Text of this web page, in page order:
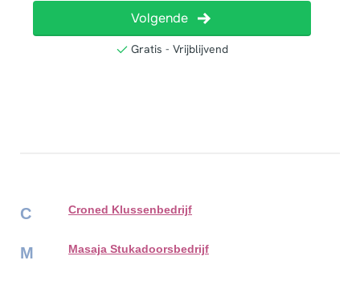
C Croned Klussenbedrijf
M Masaja Stukadoorsbedrijf